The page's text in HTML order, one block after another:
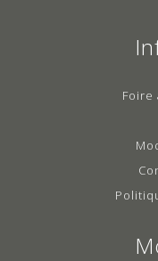
Foire